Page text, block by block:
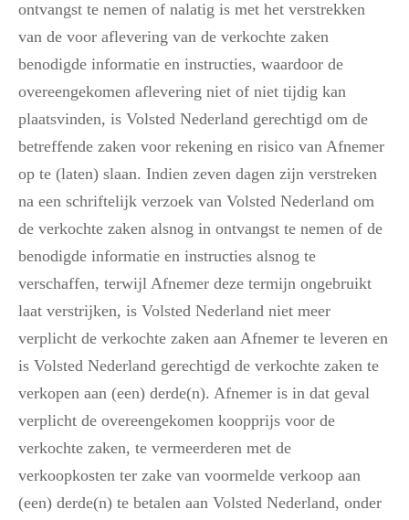
ontvangst te nemen of nalatig is met het verstrekken
van de voor aflevering van de verkochte zaken
benodigde informatie en instructies, waardoor de
overeengekomen aflevering niet of niet tijdig kan
plaatsvinden, is Volsted Nederland gerechtigd om de
betreffende zaken voor rekening en risico van Afnemer
op te (laten) slaan. Indien zeven dagen zijn verstreken
na een schriftelijk verzoek van Volsted Nederland om
de verkochte zaken alsnog in ontvangst te nemen of de
benodigde informatie en instructies alsnog te
verschaffen, terwijl Afnemer deze termijn ongebruikt
laat verstrijken, is Volsted Nederland niet meer
verplicht de verkochte zaken aan Afnemer te leveren en
is Volsted Nederland gerechtigd de verkochte zaken te
verkopen aan (een) derde(n). Afnemer is in dat geval
verplicht de overeengekomen koopprijs voor de
verkochte zaken, te vermeerderen met de
verkoopkosten ter zake van voormelde verkoop aan
(een) derde(n) te betalen aan Volsted Nederland, onder